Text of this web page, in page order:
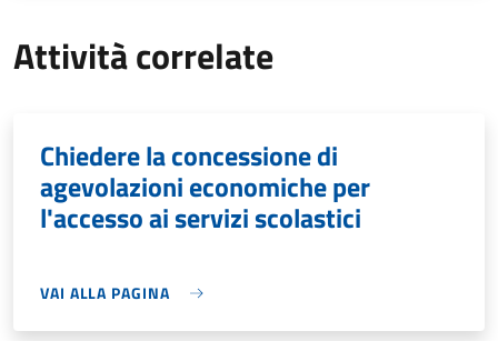
Attività correlate
Chiedere la concessione di
agevolazioni economiche per
l'accesso ai servizi scolastici
VAI ALLA PAGINA